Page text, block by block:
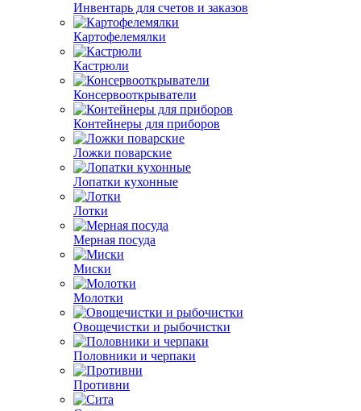
Инвентарь для счетов и заказов
Картофелемялки
Кастрюли
Консервооткрыватели
Контейнеры для приборов
Ложки поварские
Лопатки кухонные
Лотки
Мерная посуда
Миски
Молотки
Овощечистки и рыбочистки
Половники и черпаки
Противни